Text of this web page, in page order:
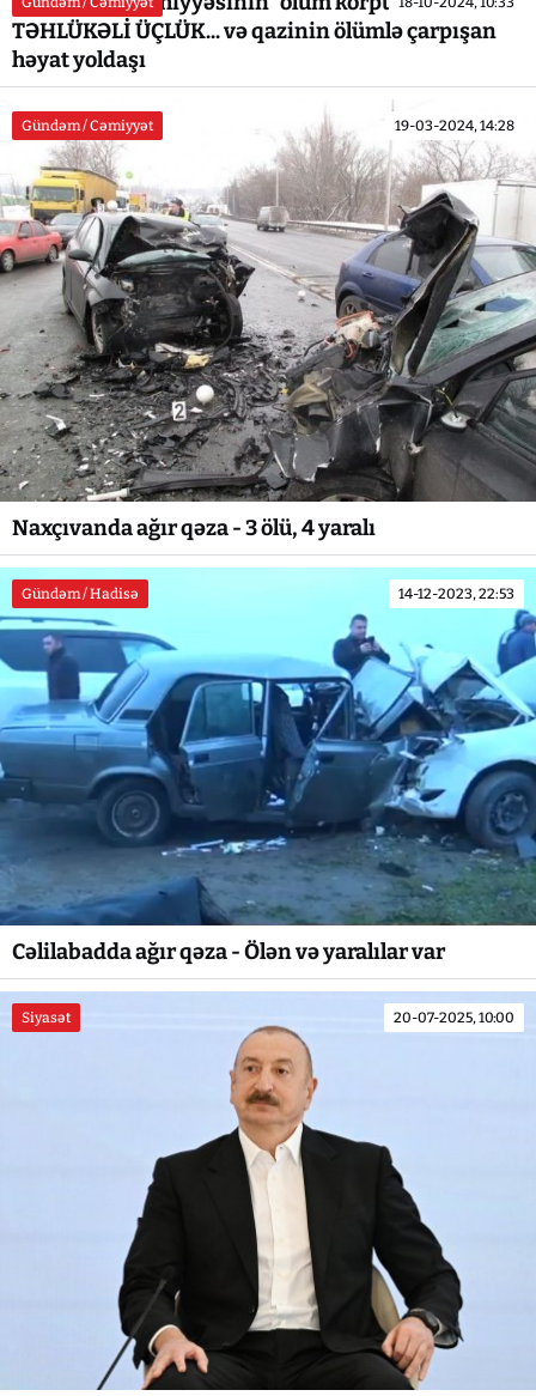
TƏHLÜKƏLİ ÜÇLÜK... və qazinin ölümlə çarpışan
həyat yoldaşı
Gündəm / Cəmiyyət 19-03-2024, 14:28
Naxçıvanda ağır qəza - 3 ölü, 4 yaralı
Gündəm / Hadisə 14-12-2023, 22:53
Cəlilabadda ağır qəza - Ölən və yaralılar var
Siyasət 20-07-2025, 10:00